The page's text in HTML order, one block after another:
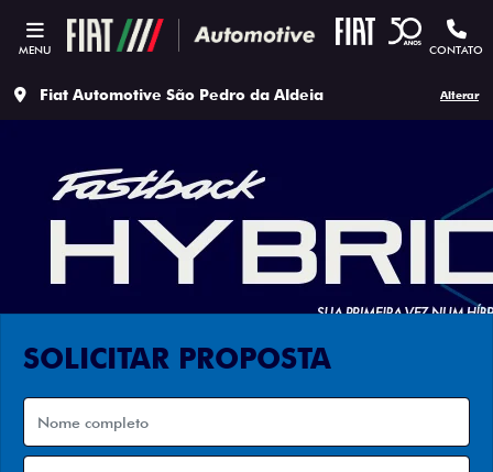
MENU CONTATO
Fiat Automotive São Pedro da Aldeia Alterar
SOLICITAR PROPOSTA